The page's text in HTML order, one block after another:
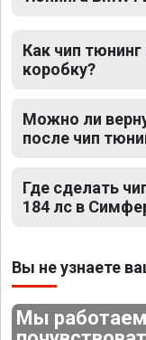
Как чип тюнинг
коробку?
Можно ли
после чип
Где сделать
184 лс в
Вы не узнаете
Мы